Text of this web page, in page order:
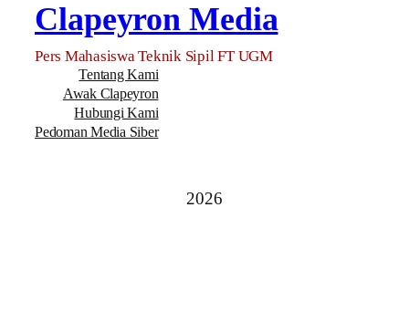
Clapeyron Media
Pers Mahasiswa Teknik Sipil FT UGM
Tentang Kami
Awak Clapeyron
Hubungi Kami
Pedoman Media Siber
2026